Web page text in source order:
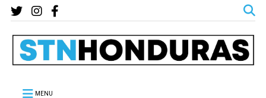
MENU